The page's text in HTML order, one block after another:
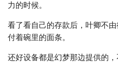
力的时候。
看了看自己的存款后，叶卿不
付着碗里的面条。
还好设备都是幻梦那边提供的